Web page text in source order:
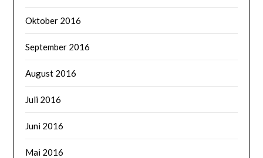
Oktober 2016
September 2016
August 2016
Juli 2016
Juni 2016
Mai 2016